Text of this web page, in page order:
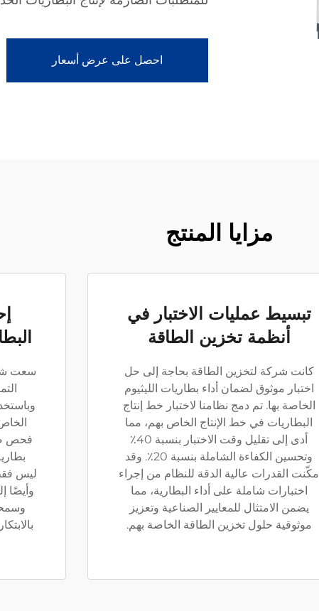
احصل على عرض أسعار
مزايا المنتج
تبسيط عمليات الاختبار في
أنظمة تخزين الطاقة
كانت شركة لتخزين الطاقة بحاجة إلى حل
اختبار موثوق لضمان أداء بطاريات الليثيوم
الخاصة بها. تم دمج نظامنا لاختبار خط إنتاج
البطاريات في خط الإنتاج الخاص بهم، مما
أدى إلى تقليل وقت الاختبار بنسبة 40٪
وتحسين الكفاءة الشاملة بنسبة 20٪. وقد
مكّنت القدرات عالية الدقة للنظام من إجراء
اختبارات شاملة على أداء البطارية، مما
يضمن الامتثال للمعايير الصناعية وتعزيز
موثوقية حلول تخزين الطاقة الخاصة بهم.
سعت
فحص
ليس